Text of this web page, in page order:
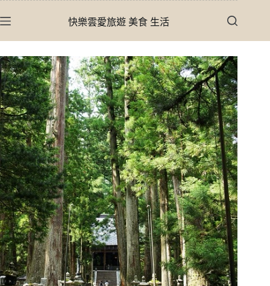
至
內
容
快樂雲愛旅遊 美食 生活